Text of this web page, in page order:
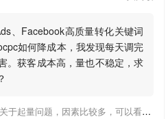
、Facebook高质量转化关键词
如何降成本，我发现每天调完
。获客成本高，量也不稳定，求
Ocpc跑稳了，模型会自动调优，关于起量问题，因素比较多，可以看下靠谱推大神出的干货文章，都是经验总结，应该可以找到对应解决。